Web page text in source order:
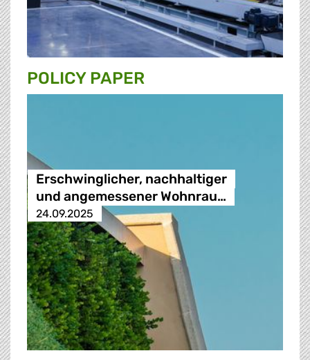
POLICY PAPER
Erschwinglicher, nachhaltiger
und angemessener Wohnrau…
24.09.2025